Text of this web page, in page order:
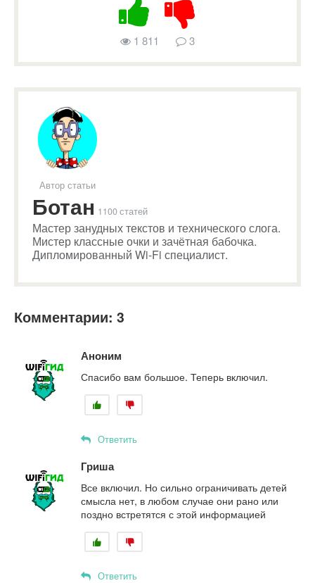
1 811 3
Автор статьи
Ботан 1100 статей
Мастер занудных текстов и технического слога.
Мистер классные очки и зачётная бабочка.
Дипломированный Wi-Fi специалист.
Комментарии: 3
Аноним
Спасибо вам большое. Теперь включил.
Ответить
Гриша
Все включил. Но сильно ограничивать детей
смысла нет, в любом случае они рано или
поздно встретятся с этой информацией
Ответить